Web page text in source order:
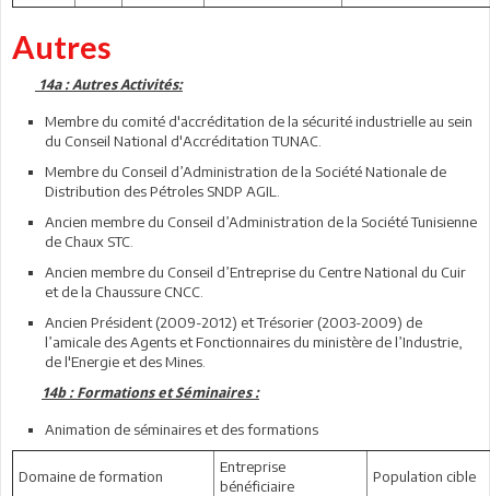
Autres
14a : Autres Activités:
Membre du comité d'accréditation de la sécurité industrielle au sein
du Conseil National d'Accréditation TUNAC.
Membre du Conseil d’Administration de la Société Nationale de
Distribution des Pétroles SNDP AGIL.
Ancien membre du Conseil d’Administration de la Société Tunisienne
de Chaux STC.
Ancien membre du Conseil d’Entreprise du Centre National du Cuir
et de la Chaussure CNCC.
Ancien Président (2009-2012) et Trésorier (2003-2009) de
l’amicale des Agents et Fonctionnaires du ministère de l’Industrie,
de l'Energie et des Mines.
14b : Formations et Séminaires :
Animation de séminaires et des formations
Domaine de formation
Entreprise
bénéficiaire
Population cible